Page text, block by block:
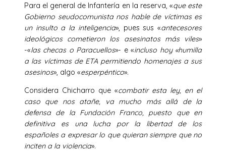
Para el general de Infantería en la reserva, «que este
Gobierno seudocomunista nos hable de víctimas es
un insulto a la inteligencia», pues sus «antecesores
ideológicos cometieron los asesinatos más viles»
-«las checas o Paracuellos»- e «incluso hoy «humilla
a las víctimas de ETA permitiendo homenajes a sus
asesinos», algo «esperpéntico».
Considera Chicharro que «combatir esta ley, en el
caso que nos atañe, va mucho más allá de la
defensa de la Fundación Franco, puesto que en
definitiva es una lucha por la libertad de los
españoles a expresar lo que quieran siempre que no
inciten a la violencia».